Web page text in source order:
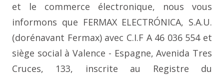
et le commerce électronique, nous vous
informons que FERMAX ELECTRÓNICA, S.A.U.
(dorénavant Fermax) avec C.I.F A 46 036 554 et
siège social à Valence - Espagne, Avenida Tres
Cruces, 133, inscrite au Registre du